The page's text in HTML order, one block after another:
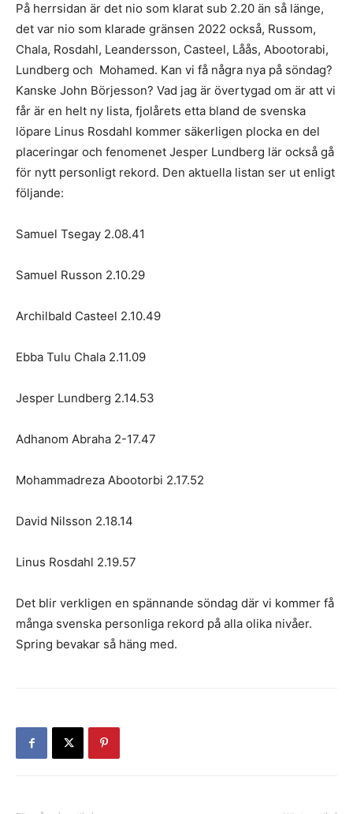
På herrsidan är det nio som klarat sub 2.20 än så länge,
det var nio som klarade gränsen 2022 också, Russom,
Chala, Rosdahl, Leandersson, Casteel, Låås, Abootorabi,
Lundberg och Mohamed. Kan vi få några nya på söndag?
Kanske John Börjesson? Vad jag är övertygad om är att vi
får är en helt ny lista, fjolårets etta bland de svenska
löpare Linus Rosdahl kommer säkerligen plocka en del
placeringar och fenomenet Jesper Lundberg lär också gå
för nytt personligt rekord. Den aktuella listan ser ut enligt
följande:
Samuel Tsegay 2.08.41
Samuel Russon 2.10.29
Archilbald Casteel 2.10.49
Ebba Tulu Chala 2.11.09
Jesper Lundberg 2.14.53
Adhanom Abraha 2-17.47
Mohammadreza Abootorbi 2.17.52
David Nilsson 2.18.14
Linus Rosdahl 2.19.57
Det blir verkligen en spännande söndag där vi kommer få
många svenska personliga rekord på alla olika nivåer.
Spring bevakar så häng med.